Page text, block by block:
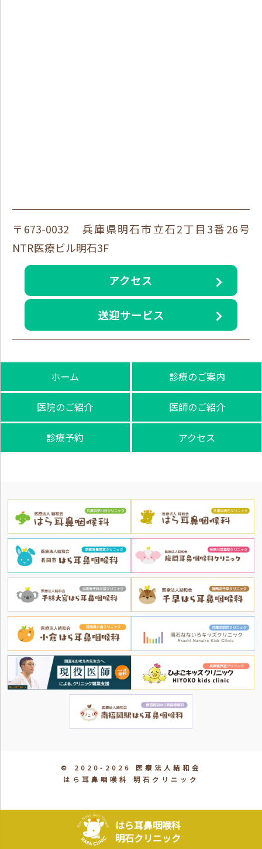
〒673-0032 兵庫県明石市立石2丁目3番26号
NTR医療ビル明石3F
アクセス
送迎サービス
ホーム 診療のご案内
医院のご紹介 医師のご紹介
診療予約 アクセス
© 2020-2026 医療法人結和会
はら耳鼻咽喉科 明石クリニック